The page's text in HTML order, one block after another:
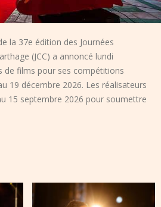
la 37e édition des Journées
(JCC) a annoncé lundi
de films pour ses compétitions
19 décembre 2026. Les réalisateurs
15 septembre 2026 pour soumettre